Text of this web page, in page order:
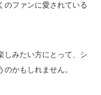
のファンに愛されている
しみたい方にとって、シ
かもしれません。